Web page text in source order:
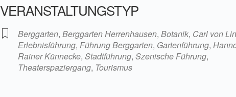
VERANSTALTUNGSTYP
Berggarten, Berggarten Herrenhausen, Botanik, Carl von
Erlebnisführung, Führung Berggarten, Gartenführung,
Rainer Künnecke, Stadtführung, Szenische Führung,
Theaterspaziergang, Tourismus